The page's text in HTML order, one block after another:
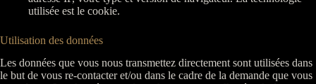
utilisée est le cookie.
Utilisation des données
Les données que vous nous transmettez directement sont utilisées dans
le but de vous re-contacter et/ou dans le cadre de la demande que vous